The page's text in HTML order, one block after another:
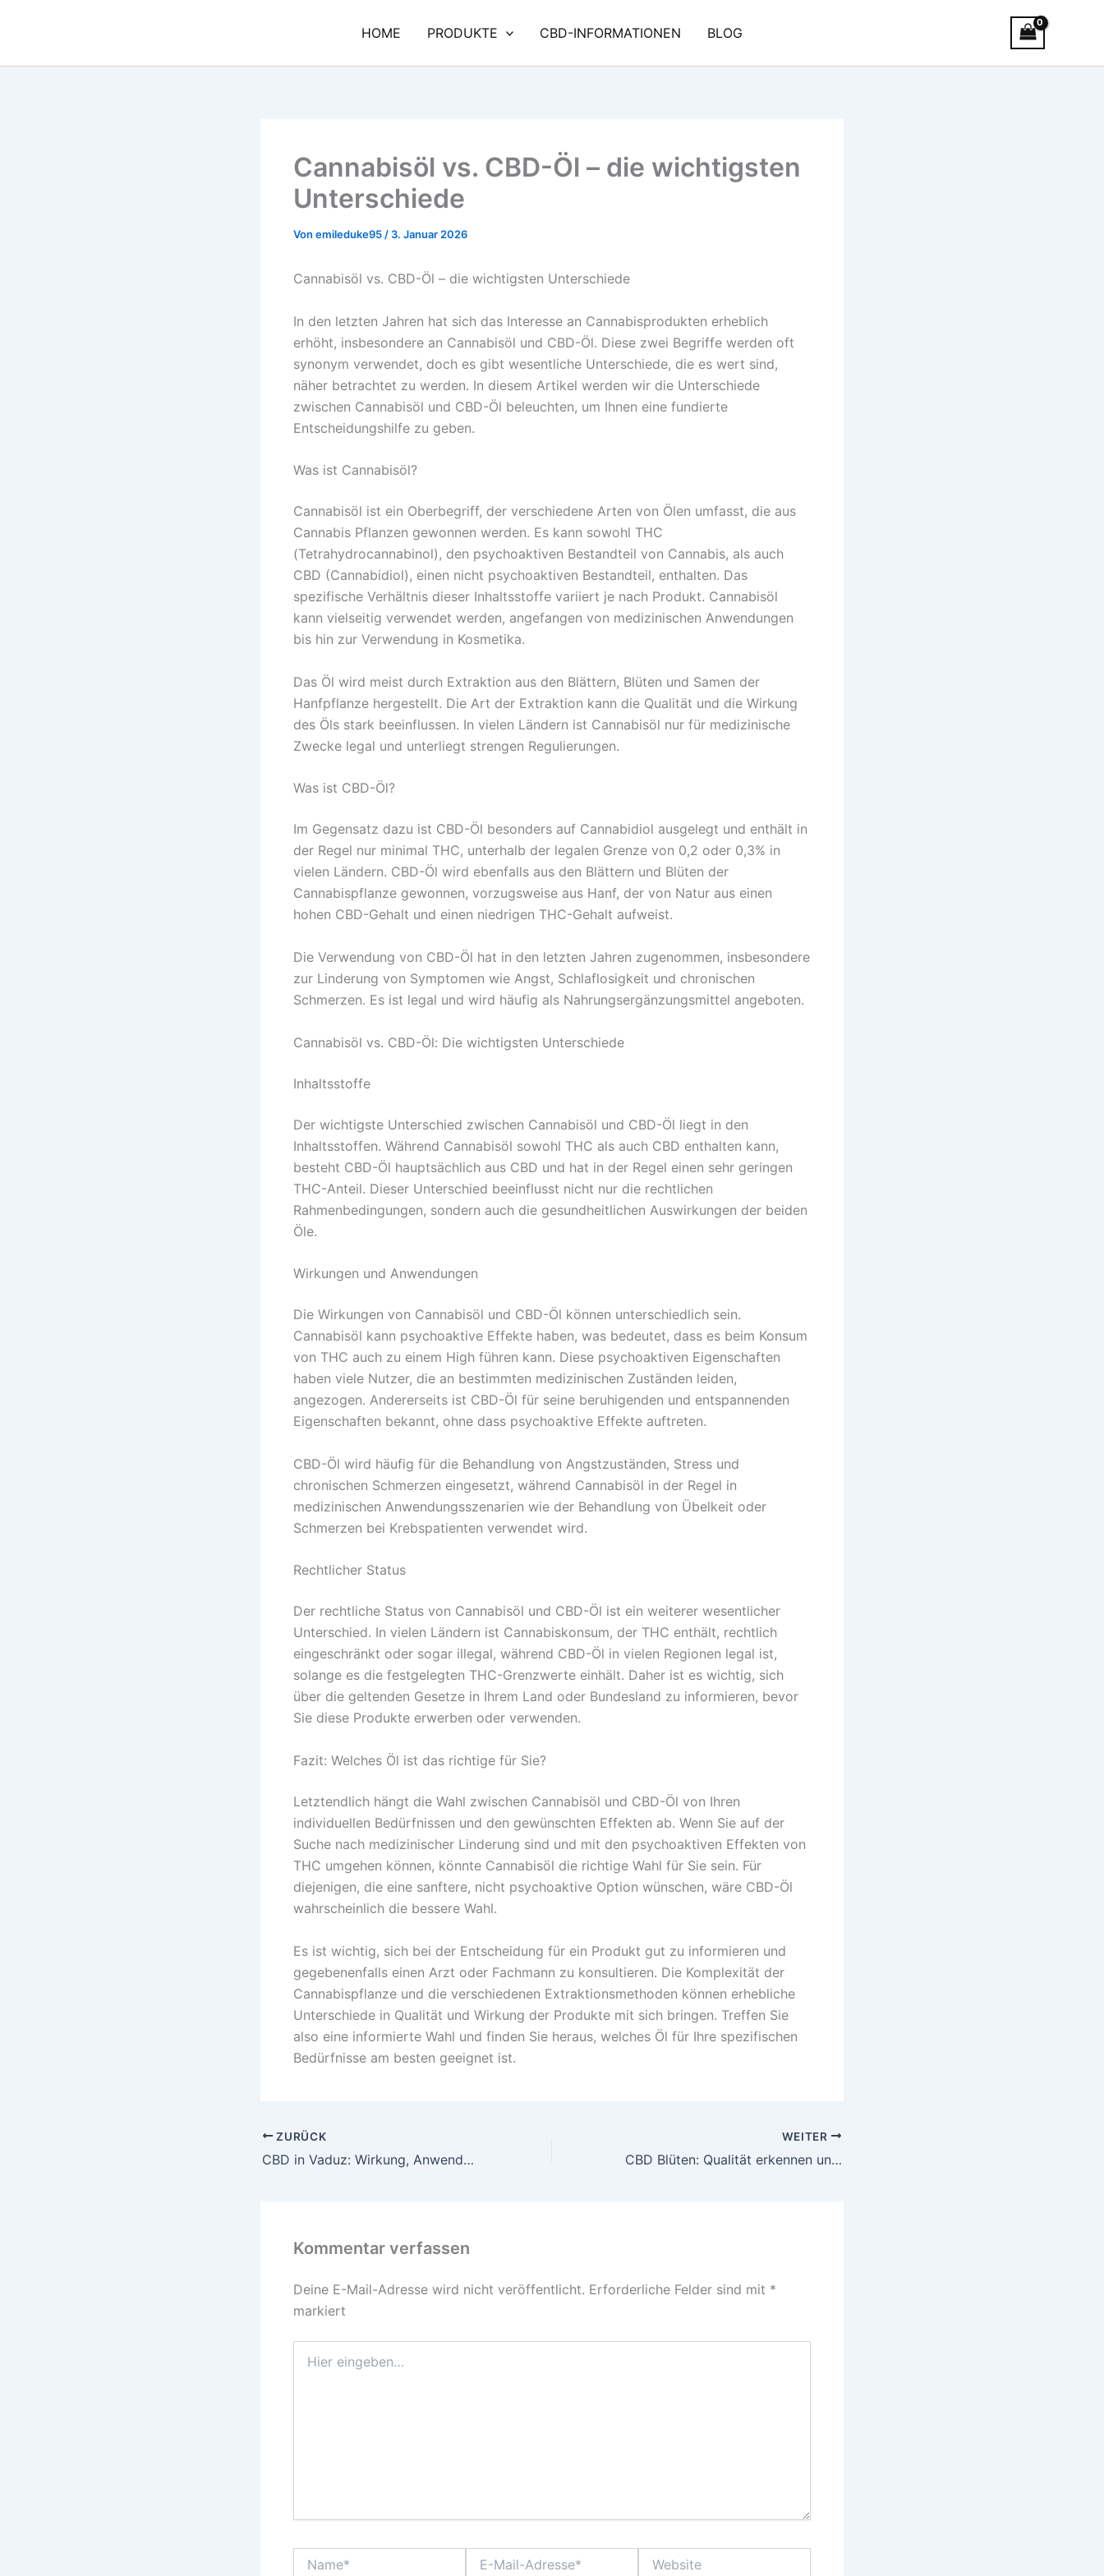
HOME PRODUKTE CBD-INFORMATIONEN BLOG
Cannabisöl vs. CBD-Öl – die wichtigsten
Unterschiede
Von emileduke95 / 3. Januar 2026
Cannabisöl vs. CBD-Öl – die wichtigsten Unterschiede
In den letzten Jahren hat sich das Interesse an Cannabisprodukten erheblich
erhöht, insbesondere an Cannabisöl und CBD-Öl. Diese zwei Begriffe werden oft
synonym verwendet, doch es gibt wesentliche Unterschiede, die es wert sind,
näher betrachtet zu werden. In diesem Artikel werden wir die Unterschiede
zwischen Cannabisöl und CBD-Öl beleuchten, um Ihnen eine fundierte
Entscheidungshilfe zu geben.
Was ist Cannabisöl?
Cannabisöl ist ein Oberbegriff, der verschiedene Arten von Ölen umfasst, die aus
Cannabis Pflanzen gewonnen werden. Es kann sowohl THC
(Tetrahydrocannabinol), den psychoaktiven Bestandteil von Cannabis, als auch
CBD (Cannabidiol), einen nicht psychoaktiven Bestandteil, enthalten. Das
spezifische Verhältnis dieser Inhaltsstoffe variiert je nach Produkt. Cannabisöl
kann vielseitig verwendet werden, angefangen von medizinischen Anwendungen
bis hin zur Verwendung in Kosmetika.
Das Öl wird meist durch Extraktion aus den Blättern, Blüten und Samen der
Hanfpflanze hergestellt. Die Art der Extraktion kann die Qualität und die Wirkung
des Öls stark beeinflussen. In vielen Ländern ist Cannabisöl nur für medizinische
Zwecke legal und unterliegt strengen Regulierungen.
Was ist CBD-Öl?
Im Gegensatz dazu ist CBD-Öl besonders auf Cannabidiol ausgelegt und enthält in
der Regel nur minimal THC, unterhalb der legalen Grenze von 0,2 oder 0,3% in
vielen Ländern. CBD-Öl wird ebenfalls aus den Blättern und Blüten der
Cannabispflanze gewonnen, vorzugsweise aus Hanf, der von Natur aus einen
hohen CBD-Gehalt und einen niedrigen THC-Gehalt aufweist.
Die Verwendung von CBD-Öl hat in den letzten Jahren zugenommen, insbesondere
zur Linderung von Symptomen wie Angst, Schlaflosigkeit und chronischen
Schmerzen. Es ist legal und wird häufig als Nahrungsergänzungsmittel angeboten.
Cannabisöl vs. CBD-Öl: Die wichtigsten Unterschiede
Inhaltsstoffe
Der wichtigste Unterschied zwischen Cannabisöl und CBD-Öl liegt in den
Inhaltsstoffen. Während Cannabisöl sowohl THC als auch CBD enthalten kann,
besteht CBD-Öl hauptsächlich aus CBD und hat in der Regel einen sehr geringen
THC-Anteil. Dieser Unterschied beeinflusst nicht nur die rechtlichen
Rahmenbedingungen, sondern auch die gesundheitlichen Auswirkungen der beiden
Öle.
Wirkungen und Anwendungen
Die Wirkungen von Cannabisöl und CBD-Öl können unterschiedlich sein.
Cannabisöl kann psychoaktive Effekte haben, was bedeutet, dass es beim Konsum
von THC auch zu einem High führen kann. Diese psychoaktiven Eigenschaften
haben viele Nutzer, die an bestimmten medizinischen Zuständen leiden,
angezogen. Andererseits ist CBD-Öl für seine beruhigenden und entspannenden
Eigenschaften bekannt, ohne dass psychoaktive Effekte auftreten.
CBD-Öl wird häufig für die Behandlung von Angstzuständen, Stress und
chronischen Schmerzen eingesetzt, während Cannabisöl in der Regel in
medizinischen Anwendungsszenarien wie der Behandlung von Übelkeit oder
Schmerzen bei Krebspatienten verwendet wird.
Rechtlicher Status
Der rechtliche Status von Cannabisöl und CBD-Öl ist ein weiterer wesentlicher
Unterschied. In vielen Ländern ist Cannabiskonsum, der THC enthält, rechtlich
eingeschränkt oder sogar illegal, während CBD-Öl in vielen Regionen legal ist,
solange es die festgelegten THC-Grenzwerte einhält. Daher ist es wichtig, sich
über die geltenden Gesetze in Ihrem Land oder Bundesland zu informieren, bevor
Sie diese Produkte erwerben oder verwenden.
Fazit: Welches Öl ist das richtige für Sie?
Letztendlich hängt die Wahl zwischen Cannabisöl und CBD-Öl von Ihren
individuellen Bedürfnissen und den gewünschten Effekten ab. Wenn Sie auf der
Suche nach medizinischer Linderung sind und mit den psychoaktiven Effekten von
THC umgehen können, könnte Cannabisöl die richtige Wahl für Sie sein. Für
diejenigen, die eine sanftere, nicht psychoaktive Option wünschen, wäre CBD-Öl
wahrscheinlich die bessere Wahl.
Es ist wichtig, sich bei der Entscheidung für ein Produkt gut zu informieren und
gegebenenfalls einen Arzt oder Fachmann zu konsultieren. Die Komplexität der
Cannabispflanze und die verschiedenen Extraktionsmethoden können erhebliche
Unterschiede in Qualität und Wirkung der Produkte mit sich bringen. Treffen Sie
also eine informierte Wahl und finden Sie heraus, welches Öl für Ihre spezifischen
Bedürfnisse am besten geeignet ist.
ZURÜCK
CBD in Vaduz: Wirkung, Anwendung und Qualität
WEITER
CBD Blüten: Qualität erkennen und Risiken vermeiden
Kommentar verfassen
Deine E-Mail-Adresse wird nicht veröffentlicht. Erforderliche Felder sind mit *
markiert
eingeben…
Mail-